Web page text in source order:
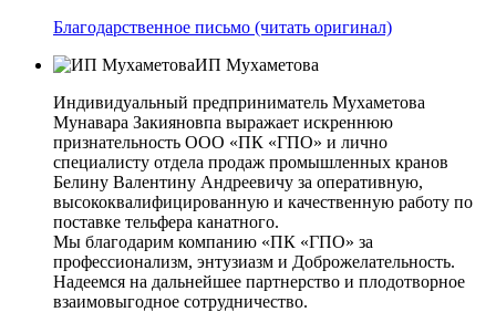
Благодарственное письмо (читать оригинал)
ИП Мухаметова
Индивидуальный предприниматель Мухаметова
Мунавара Закияновпа выражает искреннюю
признательность ООО «ПК «ГПО» и лично
специалисту отдела продаж промышленных кранов
Белину Валентину Андреевичу за оперативную,
высококвалифицированную и качественную работу по
поставке тельфера канатного.
Мы благодарим компанию «ПК «ГПО» за
профессионализм, энтузиазм и Доброжелательность.
Надеемся на дальнейшее партнерство и плодотворное
взаимовыгодное сотрудничество.